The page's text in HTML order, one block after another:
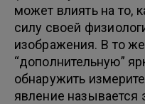
может влиять на то,
силу своей
изображения. В то
“дополнительную”
обнаружить
явление называется